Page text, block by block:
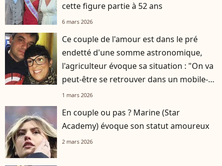
cette figure partie à 52 ans
6 mars 2026
Ce couple de l'amour est dans le pré
endetté d'une somme astronomique,
l'agriculteur évoque sa situation : "On va
peut-être se retrouver dans un mobile-
home"
1 mars 2026
En couple ou pas ? Marine (Star
Academy) évoque son statut amoureux
2 mars 2026